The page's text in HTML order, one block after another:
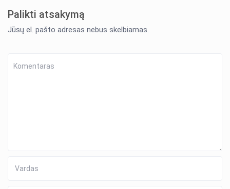
Palikti atsakymą
Jūsų el. pašto adresas nebus skelbiamas.